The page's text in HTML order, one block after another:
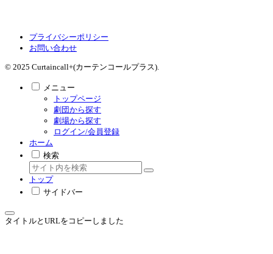
プライバシーポリシー
お問い合わせ
© 2025 Curtaincall+(カーテンコールプラス).
メニュー
トップページ
劇団から探す
劇場から探す
ログイン/会員登録
ホーム
検索
トップ
サイドバー
タイトルとURLをコピーしました